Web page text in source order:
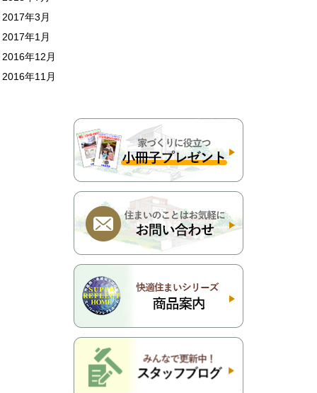
2017年3月
2017年1月
2016年12月
2016年11月